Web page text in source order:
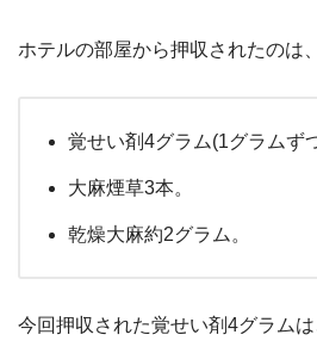
ホテルの部屋から押収されたのは、
覚せい剤4グラム(1グラムず
大麻煙草3本。
乾燥大麻約2グラム。
今回押収された覚せい剤4グラムは